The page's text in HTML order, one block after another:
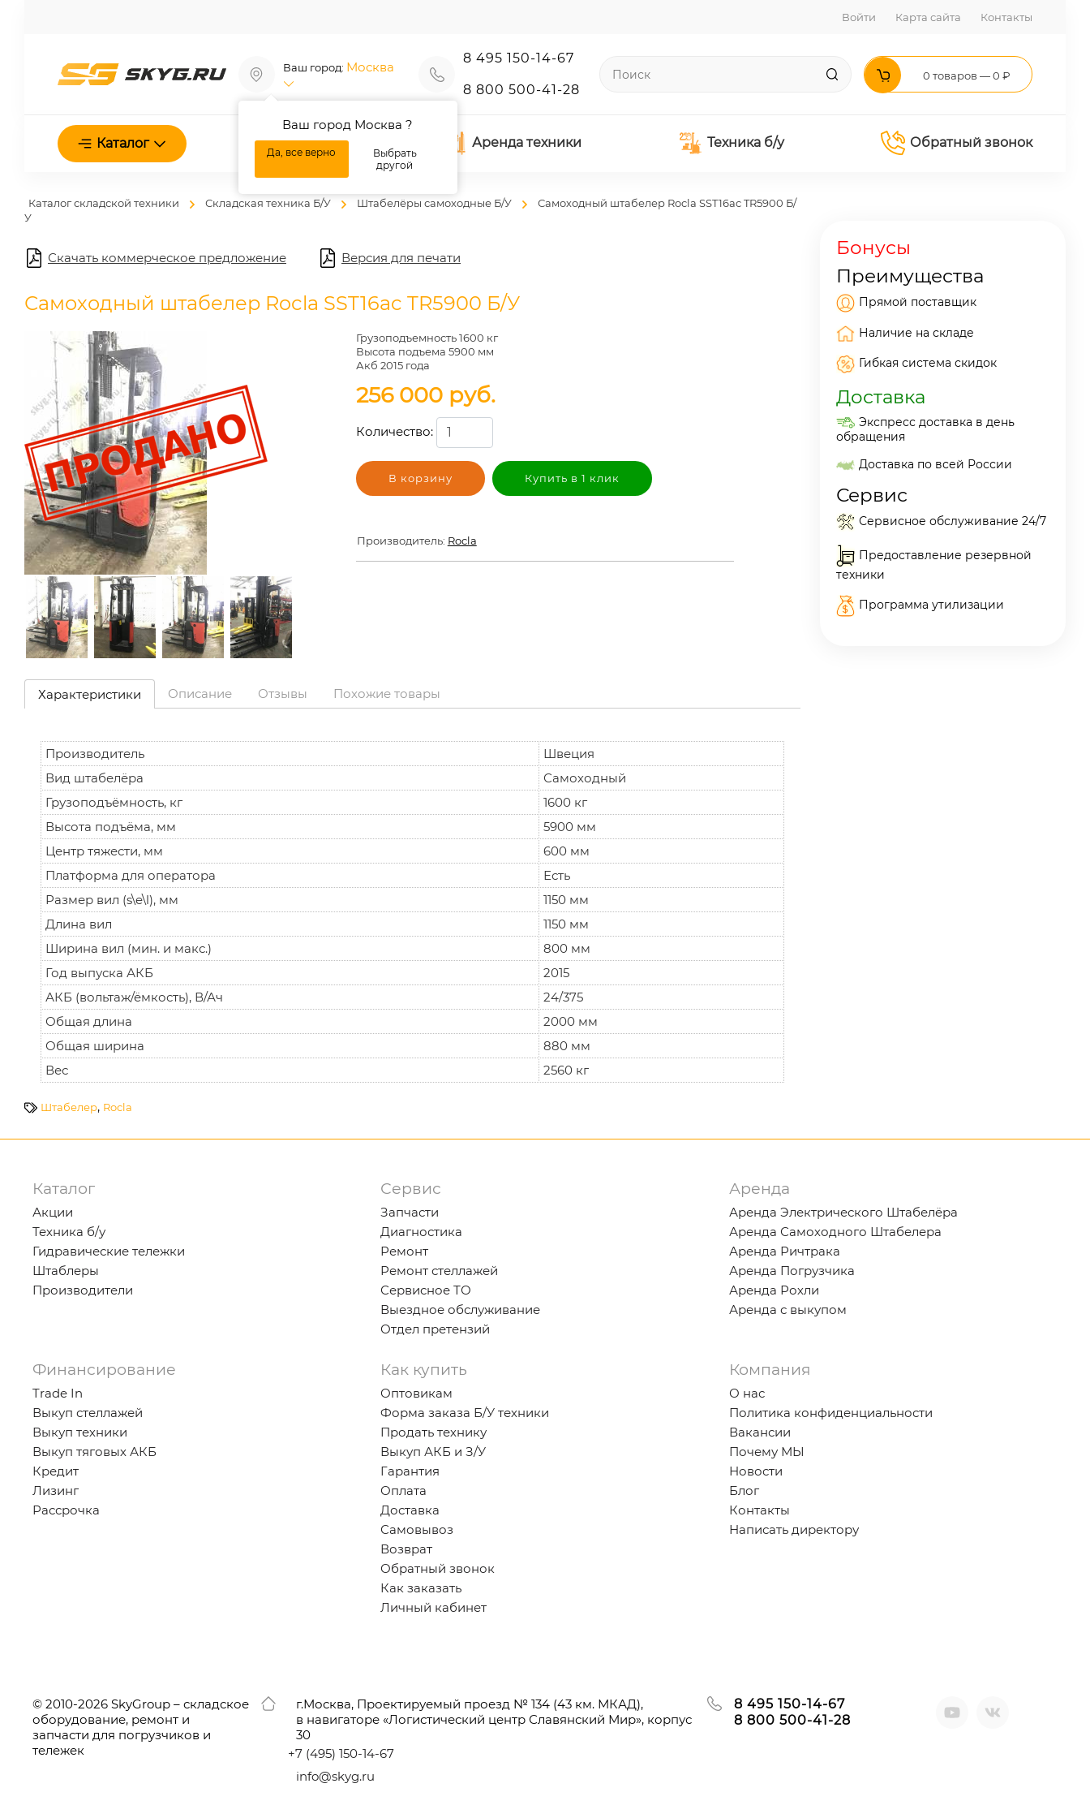
Войти Карта сайта Контакты
Ваш город: Москва
Ваш город Москва ?
Да, все верно
Выбрать
другой
8 495 150-14-67
8 800 500-41-28
0 товаров — 0 ₽
Каталог О нас Аренда техники Техника б/у Обратный звонок
Каталог складской техники Складская техника Б/У Штабелёры самоходные Б/У
Самоходный штабелер Rocla SST16ac TR5900 Б/
У
Скачать коммерческое предложение Версия для печати
Самоходный штабелер Rocla SST16ac TR5900 Б/У
Грузоподъемность 1600 кг
Высота подъема 5900 мм
Акб 2015 года
256 000руб.
Количество:
В корзину Купить в 1 клик
Производитель: Rocla
Характеристики Описание Отзывы Похожие товары
Производитель
Швеция
Вид штабелёра
Самоходный
Грузоподъёмность, кг
1600 кг
Высота подъёма, мм
5900 мм
Центр тяжести, мм
600 мм
Платформа для оператора
Есть
Размер вил (s\e\l), мм
1150 мм
Длина вил
1150 мм
Ширина вил (мин. и макс.)
800 мм
Год выпуска АКБ
2015
АКБ (вольтаж/ёмкость), В/Ач
24/375
Общая длина
2000 мм
Общая ширина
880 мм
Вес
2560 кг
Штабелер, Rocla
Бонусы
Преимущества
Прямой поставщик
Наличие на складе
Гибкая система скидок
Доставка
Экспресс доставка в день
обращения
Доставка по всей России
Сервис
Сервисное обслуживание 24/7
Предоставление резервной
техники
Программа утилизации
Каталог
Акции
Техника б/у
Гидравические тележки
Штаблеры
Производители
Сервис
Запчасти
Диагностика
Ремонт
Ремонт стеллажей
Сервисное ТО
Выездное обслуживание
Отдел претензий
Аренда
Аренда Электрического Штабелёра
Аренда Самоходного Штабелера
Аренда Ричтрака
Аренда Погрузчика
Аренда Рохли
Аренда с выкупом
Финансирование
Trade In
Выкуп стеллажей
Выкуп техники
Выкуп тяговых АКБ
Кредит
Лизинг
Рассрочка
Как купить
Оптовикам
Форма заказа Б/У техники
Продать технику
Выкуп АКБ и З/У
Гарантия
Оплата
Доставка
Самовывоз
Возврат
Обратный звонок
Как заказать
Личный кабинет
Компания
О нас
Политика конфиденциальности
Вакансии
Почему МЫ
Новости
Блог
Контакты
Написать директору
© 2010-2026 SkyGroup – складское
оборудование, ремонт и
запчасти для погрузчиков и
тележек
г.Москва, Проектируемый проезд № 134 (43 км. МКАД),
в навигаторе «Логистический центр Славянский Мир», корпус
30
+7 (495) 150-14-67
info@skyg.ru
8 495 150-14-67
8 800 500-41-28